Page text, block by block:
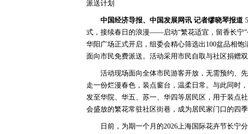
派送计划
中国经济导报、中国发展网讯 记者缪晓琴报道
式，接续春日的浪漫——启动“繁花适宜，留香长宁
华阳广场正式开启，组委会精心筛选出100盆品相
面向市民免费派送。活动采用市民自取与社区捐赠双
活动现场面向全体市民游客开放，无需预约、
走一份烂漫春色，装点窗台，温柔日常。与此同时
发至华院、华五、苏一、华四等居民区，用于装点
会盛放的繁花常驻社区街巷，成为居民家门口的四季
日前，为期一个月的2026上海国际花卉节长宁